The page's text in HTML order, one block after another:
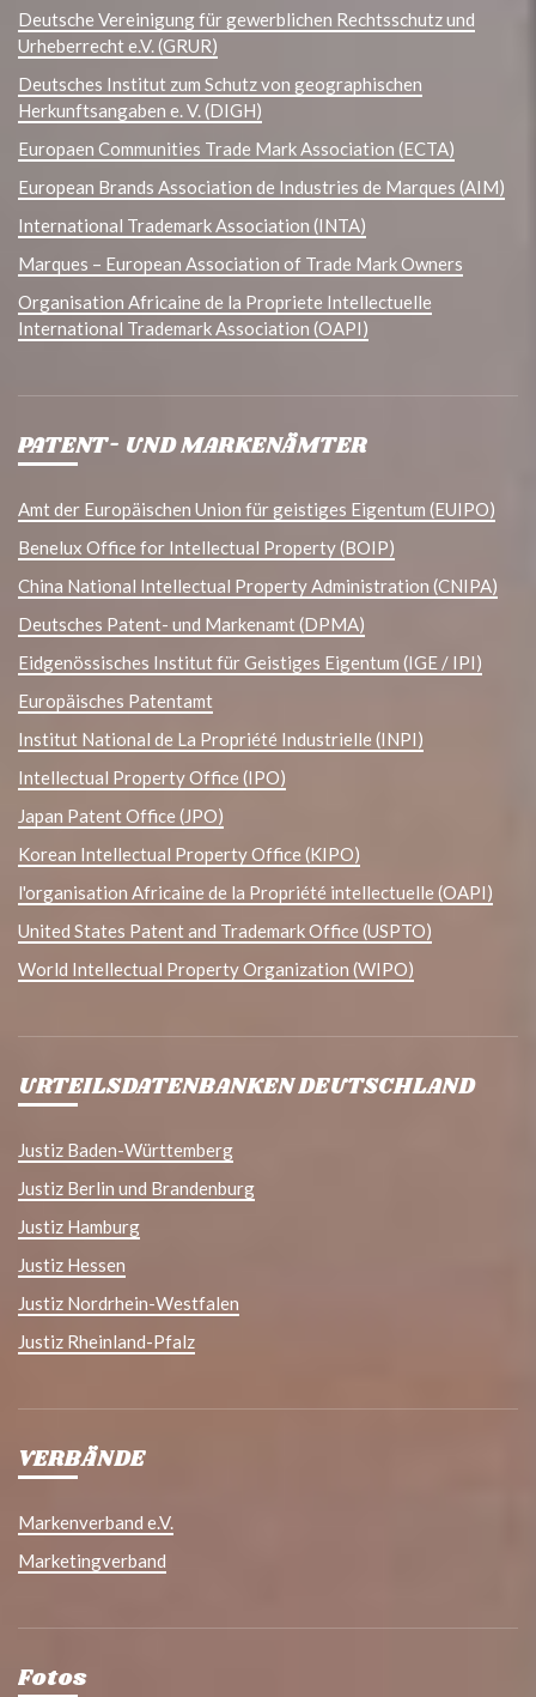
Deutsche Vereinigung für gewerblichen Rechtsschutz und
Urheberrecht e.V. (GRUR)
Deutsches Institut zum Schutz von geographischen
Herkunftsangaben e. V. (DIGH)
Europaen Communities Trade Mark Association (ECTA)
European Brands Association de Industries de Marques (AIM)
International Trademark Association (INTA)
Marques – European Association of Trade Mark Owners
Organisation Africaine de la Propriete Intellectuelle
International Trademark Association (OAPI)
PATENT- UND MARKENÄMTER
Amt der Europäischen Union für geistiges Eigentum (EUIPO)
Benelux Office for Intellectual Property (BOIP)
China National Intellectual Property Administration (CNIPA)
Deutsches Patent- und Markenamt (DPMA)
Eidgenössisches Institut für Geistiges Eigentum (IGE / IPI)
Europäisches Patentamt
Institut National de La Propriété Industrielle (INPI)
Intellectual Property Office (IPO)
Japan Patent Office (JPO)
Korean Intellectual Property Office (KIPO)
l'organisation Africaine de la Propriété intellectuelle (OAPI)
United States Patent and Trademark Office (USPTO)
World Intellectual Property Organization (WIPO)
URTEILSDATENBANKEN DEUTSCHLAND
Justiz Baden-Württemberg
Justiz Berlin und Brandenburg
Justiz Hamburg
Justiz Hessen
Justiz Nordrhein-Westfalen
Justiz Rheinland-Pfalz
VERBÄNDE
Markenverband e.V.
Marketingverband
Fotos